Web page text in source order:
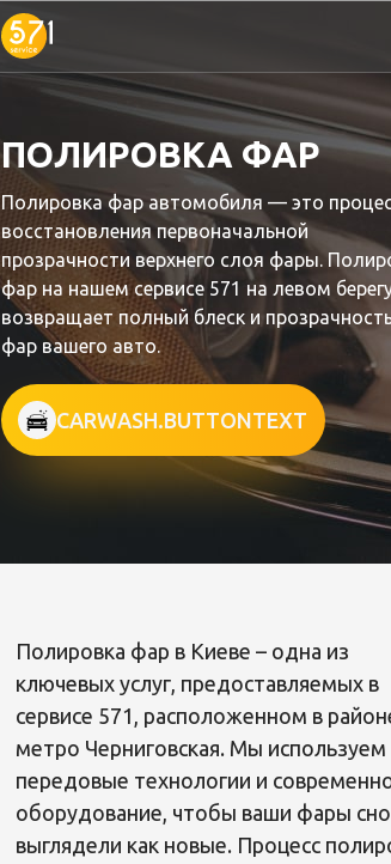
ПОЛИРОВКА ФАР
Полировка фар автомобиля — это
восстановления первоначальной
прозрачности верхнего слоя фары.
фар на нашем сервисе 571 на левом
возвращает полный блеск и
фар вашего авто.
CARWASH.BUTTONTEXT
Полировка фар в Киеве – одна из
ключевых услуг, предоставляемых в
сервисе 571, расположенном в
метро Черниговская. Мы используем
передовые технологии и
оборудование, чтобы ваши фары
выглядели как новые. Процесс